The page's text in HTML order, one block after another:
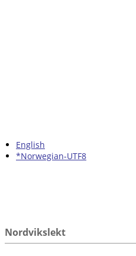
English
*Norwegian-UTF8
Nordvikslekt